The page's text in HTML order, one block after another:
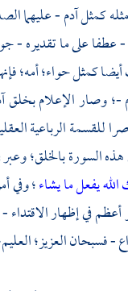
كمثلآدم- عليهما
عطفا على ما تقديره -
كمثل حواء؛ أمه؛
-؛ وصار الإعلام بخلق
للقسمة الرباعية
السورة بالخلق؛ وعبر
يفعل ما يشاء؛ وفي
في إظهار الاقتداء
- فسبحان العزيز؛